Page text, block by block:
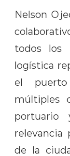
Nelson
todos los
logística
el puerto
múltiples
de la